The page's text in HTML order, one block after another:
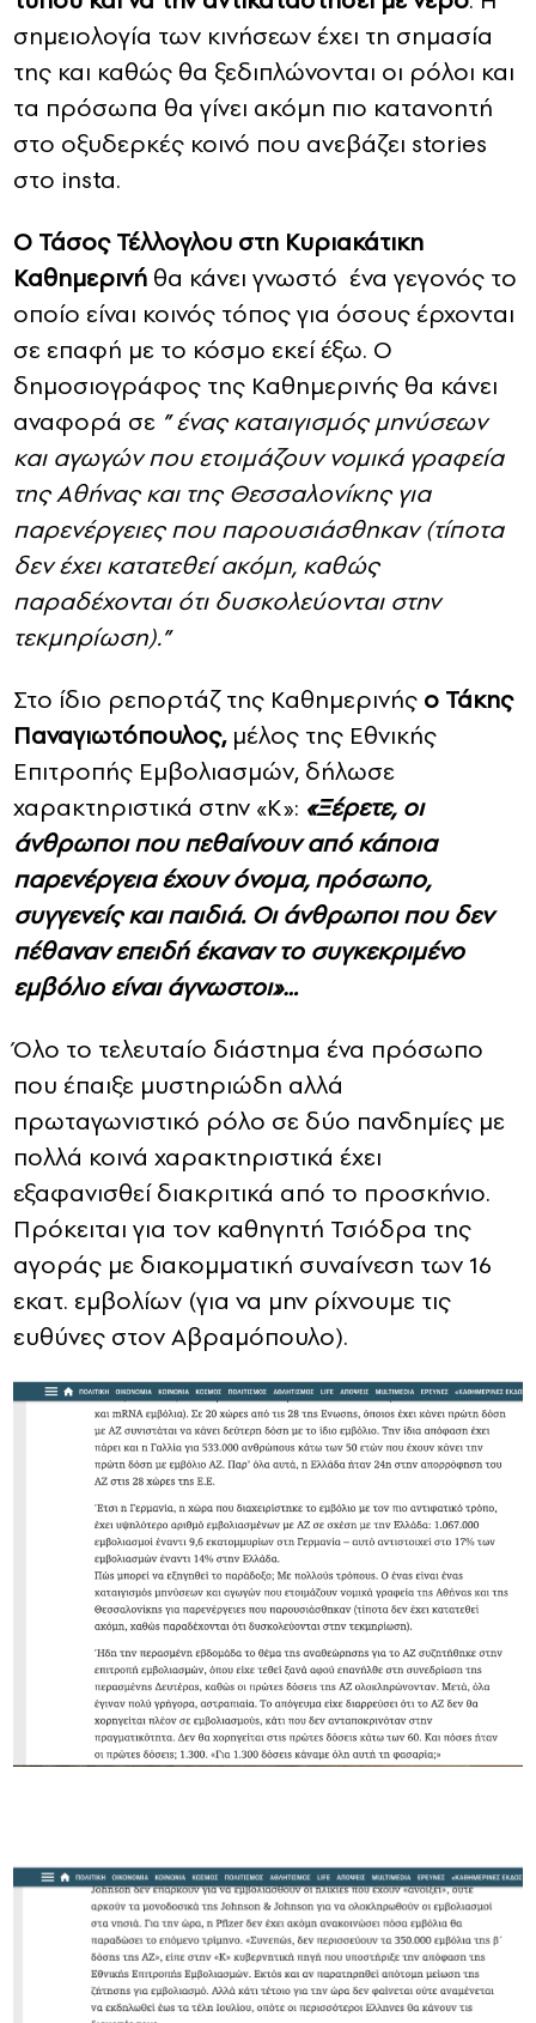
σημειολογία των κινήσεων έχει τη σημασία
της και καθώς θα ξεδιπλώνονται οι ρόλοι και
τα πρόσωπα θα γίνει ακόμη πιο κατανοητή
στο οξυδερκές κοινό που ανεβάζει stories
στο insta.
Ο Τάσος Τέλλογλου στη Κυριακάτικη
Καθημερινή θα κάνει γνωστό ένα γεγονός το
οποίο είναι κοινός τόπος για όσους έρχονται
σε επαφή με το κόσμο εκεί έξω. Ο
δημοσιογράφος της Καθημερινής θα κάνει
αναφορά σε ” ένας καταιγισμός μηνύσεων
και αγωγών που ετοιμάζουν νομικά γραφεία
της Αθήνας και της Θεσσαλονίκης για
παρενέργειες που παρουσιάσθηκαν (τίποτα
δεν έχει κατατεθεί ακόμη, καθώς
παραδέχονται ότι δυσκολεύονται στην
τεκμηρίωση).”
Στο ίδιο ρεπορτάζ της Καθημερινής ο Τάκης
Παναγιωτόπουλος,μέλος της Εθνικής
Επιτροπής Εμβολιασμών, δήλωσε
χαρακτηριστικά στην «Κ»: «Ξέρετε, οι
άνθρωποι που πεθαίνουν από κάποια
παρενέργεια έχουν όνομα, πρόσωπο,
συγγενείς και παιδιά. Οι άνθρωποι που δεν
πέθαναν επειδή έκαναν το συγκεκριμένο
εμβόλιο είναι άγνωστοι»…
Όλο το τελευταίο διάστημα ένα πρόσωπο
που έπαιξε μυστηριώδη αλλά
πρωταγωνιστικό ρόλο σε δύο πανδημίες με
πολλά κοινά χαρακτηριστικά έχει
εξαφανισθεί διακριτικά από το προσκήνιο.
Πρόκειται για τον καθηγητή Τσιόδρα της
αγοράς με διακομματική συναίνεση των 16
εκατ. εμβολίων (για να μην ρίχνουμε τις
ευθύνες στον Αβραμόπουλο).